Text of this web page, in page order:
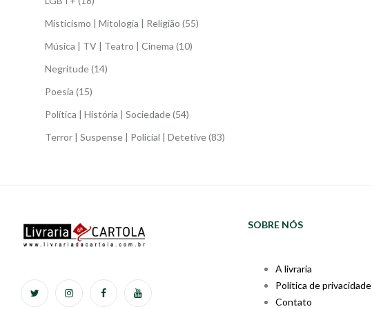
Misticismo | Mitologia | Religião (55)
Música | TV | Teatro | Cinema (10)
Negritude(14)
Poesia (15)
Política | História | Sociedade(54)
Terror | Suspense | Policial | Detetive(83)
SOBRE NÓS
A livraria
Política de privacidade
Contato